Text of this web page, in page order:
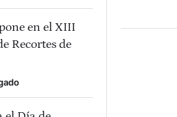
en el XIII
Recortes de